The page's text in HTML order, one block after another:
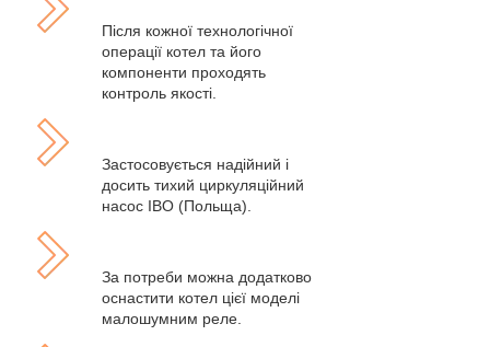
Після кожної технологічної
операції котел та його
компоненти проходять
контроль якості.
Застосовується надійний і
досить тихий циркуляційний
насос IBO (Польща).
За потреби можна додатково
оснастити котел цієї моделі
малошумним реле.